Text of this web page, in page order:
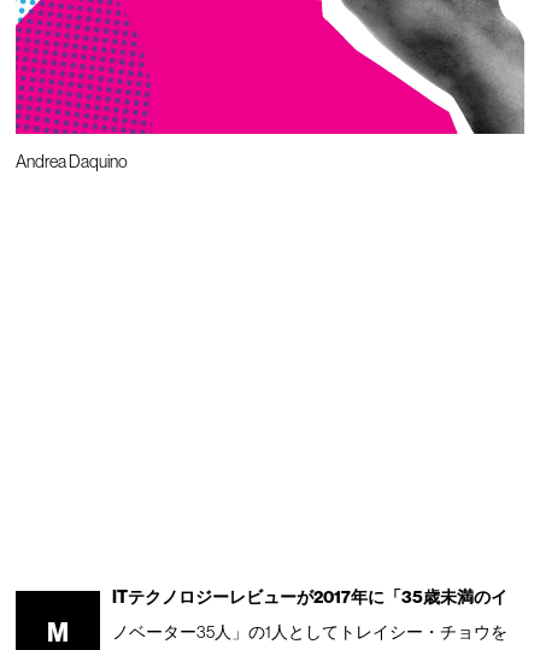
Andrea Daquino
M
ITテクノロジーレビューが2017年に「35歳未満のイ
ノベーター35人」の1人としてトレイシー・チョウを